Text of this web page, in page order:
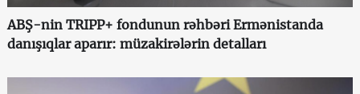
ABŞ-nin TRIPP+ fondunun rəhbəri Ermənistanda
danışıqlar aparır: müzakirələrin detalları